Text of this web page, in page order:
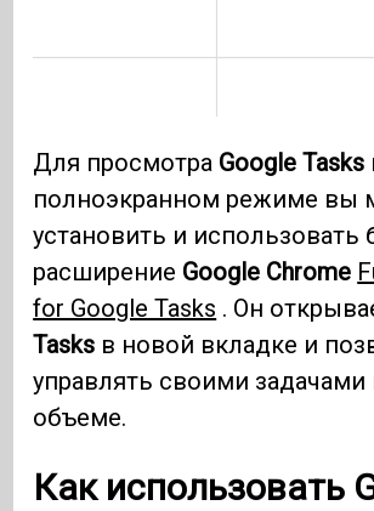
Для просмотра Google Tasks
полноэкранном режиме вы
установить и использовать
расширение Google Chrome
for Google Tasks . Он
Tasks в новой вкладке и
управлять своими
объеме.
Как использовать